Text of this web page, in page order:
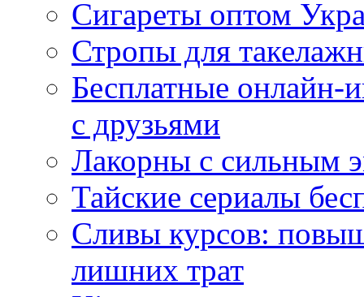
Сигареты оптом
Стропы для
Бесплатные
с друзьями
Лакорны с сильным
Тайские сериалы
Сливы курсов:
лишних трат